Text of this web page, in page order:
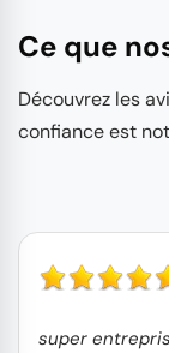
Ce que
Découvrez les
confiance est
super